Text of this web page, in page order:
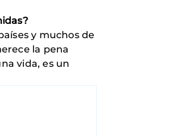
y muchos de
la pena
vida, es un